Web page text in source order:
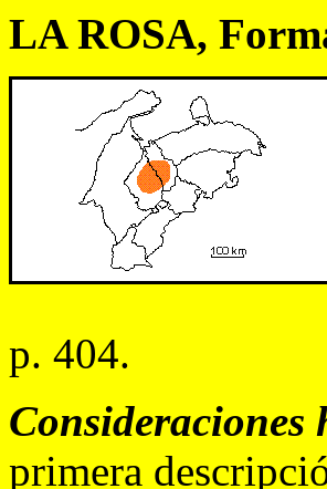
LA ROSA,
p. 404.
Consideraciones
primera